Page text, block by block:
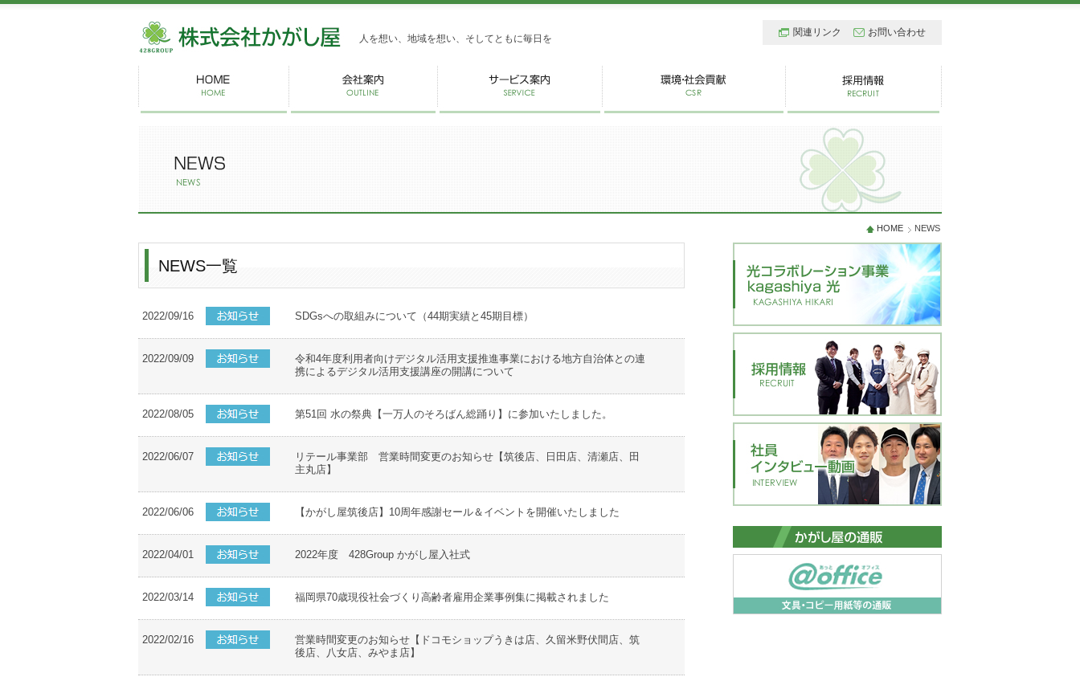
人を想い、地域を想い、そしてともに毎日を
関連リンク お問い合わせ
HOME NEWS
NEWS一覧
2022/09/16 SDGsへの取組みについて（44期実績と45期目標）
2022/09/09
令和4年度利用者向けデジタル活用支援推進事業における地方自治体との連
携によるデジタル活用支援講座の開講について
2022/08/05 第51回 水の祭典【一万人のそろばん総踊り】に参加いたしました。
2022/06/07
リテール事業部 営業時間変更のお知らせ【筑後店、日田店、清瀬店、田
主丸店】
2022/06/06 【かがし屋筑後店】10周年感謝セール＆イベントを開催いたしました
2022/04/01 2022年度 428Group かがし屋入社式
2022/03/14 福岡県70歳現役社会づくり高齢者雇用企業事例集に掲載されました
2022/02/16
営業時間変更のお知らせ【ドコモショップうきは店、久留米野伏間店、筑
後店、八女店、みやま店】